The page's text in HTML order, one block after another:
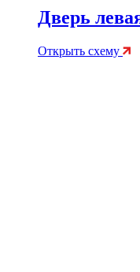
Дверь
Открыть схему